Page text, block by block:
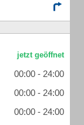
00:00 - 24:00
00:00 - 24:00
00:00 - 24:00